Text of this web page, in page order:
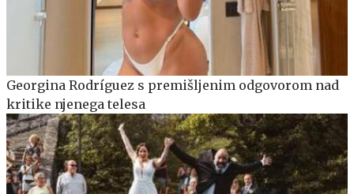
Georgina Rodríguez s premišljenim odgovorom nad
kritike njenega telesa